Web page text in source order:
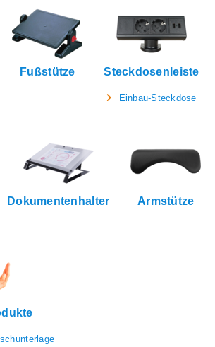
Fußstütze Steckdosenleiste
Einbau-Steckdose
Dokumentenhalter Armstütze